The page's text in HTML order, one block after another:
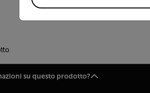
su questo prodotto?